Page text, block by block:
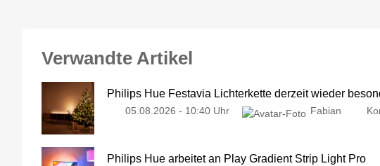
Verwandte Artikel
Philips Hue Festavia Lichterkette derzeit wieder
05.08.2026 - 10:40 Uhr Fabian
Philips Hue arbeitet an Play Gradient Strip Light Pro